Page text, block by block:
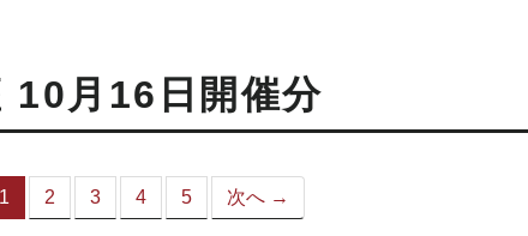
10月16日開催分
1
（こ
2 3 4 5 次へ →